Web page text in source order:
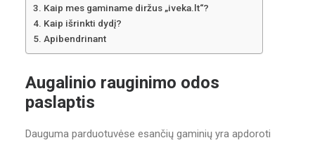
Kaip mes gaminame diržus „iveka.lt“?
Kaip išrinkti dydį?
Apibendrinant
Augalinio rauginimo odos
paslaptis
Dauguma parduotuvėse esančių gaminių yra apdoroti